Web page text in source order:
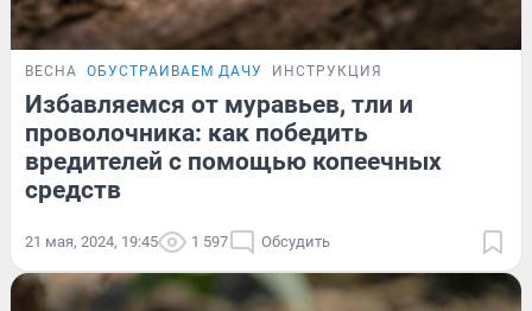
ВЕСНА ОБУСТРАИВАЕМ ДАЧУ ИНСТРУКЦИЯ
Избавляемся от муравьев, тли и
проволочника: как победить
вредителей с помощью копеечных
средств
21 мая, 2024, 19:45 1 597 Обсудить